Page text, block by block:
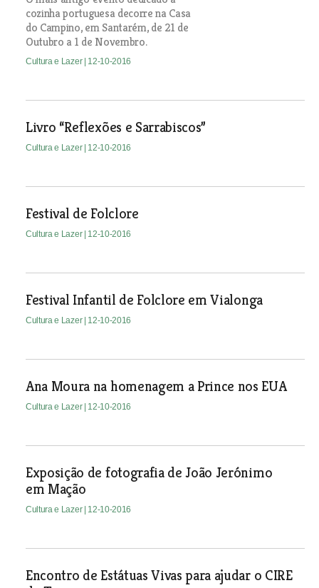
cozinha portuguesa decorre na Casa
do Campino, em Santarém, de 21 de
Outubro a 1 de Novembro.
Cultura e Lazer | 12-10-2016
Livro “Reflexões e Sarrabiscos”
Cultura e Lazer | 12-10-2016
Festival de Folclore
Cultura e Lazer | 12-10-2016
Festival Infantil de Folclore em Vialonga
Cultura e Lazer | 12-10-2016
Ana Moura na homenagem a Prince nos EUA
Cultura e Lazer | 12-10-2016
Exposição de fotografia de João Jerónimo
em Mação
Cultura e Lazer | 12-10-2016
Encontro de Estátuas Vivas para ajudar o CIRE